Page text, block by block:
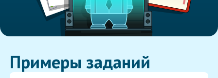
Примеры заданий